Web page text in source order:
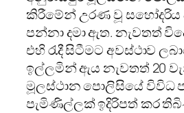
කිරීමේන් උරණ වූ
පන්නා දමා ඇත. නැවතත්
එහි රැදී සිටීමට අවස්ථාව
ඉල්ලමින් ඇය නැවතත් 20
මූලස්ථාන පොලිසියේ විවිධ
පැමිණිල්ලක් ඉදිරිපත් කර